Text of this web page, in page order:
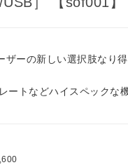
ーの新しい選択肢なり
ートなどハイスペックな